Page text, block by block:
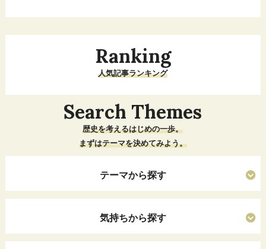
Ranking
人気記事ランキング
Search Themes
歴史を考えるはじめの一歩。
まずはテーマを決めてみよう。
テーマから探す
気持ちから探す